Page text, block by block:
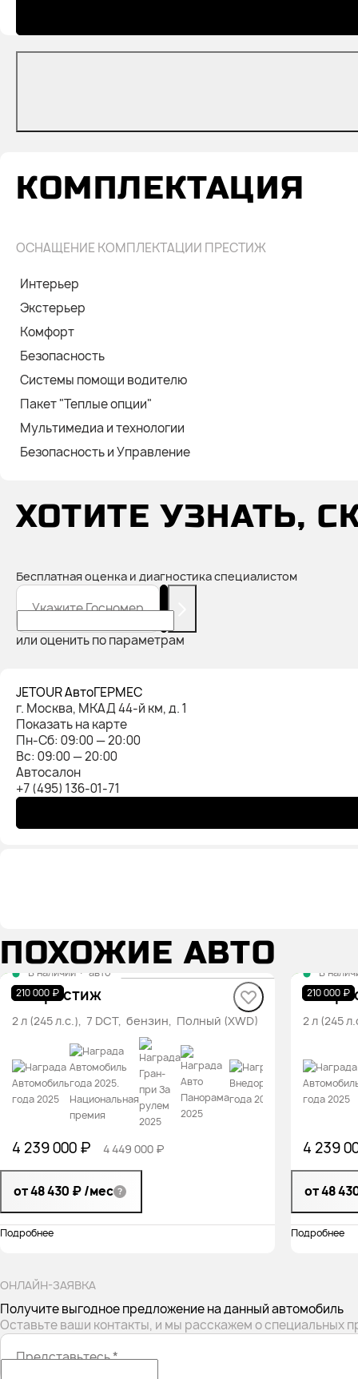
КОМПЛЕКТАЦИЯ
ОСНАЩЕНИЕ КОМПЛЕКТАЦИИ ПРЕСТИЖ
Интерьер
Экстерьер
Комфорт
Безопасность
Системы помощи водителю
Пакет "Теплые опции"
Мультимедиа и технологии
Безопасность и Управление
ХОТИТЕ УЗНАТЬ,
Бесплатная оценка и диагностика специалистом
Укажите Госномер
или оценить по параметрам
JETOUR АвтоГЕРМЕС
г. Москва, МКАД 44-й км, д. 1
Показать на карте
Пн-Cб: 09:00 — 20:00
Вс: 09:00 — 20:00
Автосалон
+7 (495) 136-01-71
ПОХОЖИЕ АВТО
210 000 ₽
В наличии · авто
T2 Престиж
2 л (245 л.с.), 7 DCT, бензин, Полный (XWD)
4 239 000 ₽ 4 449 000 ₽
от 48 430 ₽/мес
Подробнее
210 000 ₽
В
T2
2 л (245
4 239
от 48
Подробнее
ОНЛАЙН-ЗАЯВКА
Получите выгодное предложение на данный автомобиль
Оставьте ваши контакты, и мы расскажем о специальных
Представьтесь*